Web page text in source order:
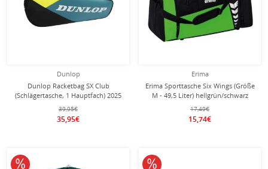
Dunlop
Dunlop Racketbag SX Club
(Schlägertasche, 1 Hauptfach) 2025
blaugrün/gelb 3er
39,95€
35,95€
Erima
Erima Sporttasche Six Wings (Größe
M - 49,5 Liter) hellgrün/schwarz
61x29x28cm
17,49€
15,74€
10% reduziert 10% reduziert